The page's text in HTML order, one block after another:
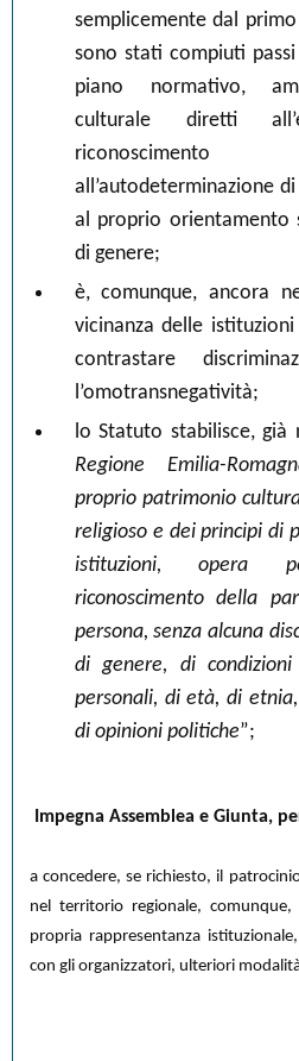
semplicemente dal
sono stati compiuti
piano normativo,
culturale diretti
all’autodeterminazione
al proprio orientamento
di genere;
è, comunque, ancora
vicinanza delle
contrastare
l’omotransnegatività;
lo Statuto stabilisce, già
Regione Emilia-
proprio patrimonio
religioso e dei principi di
istituzioni, opera
riconoscimento della
persona, senza alcuna
di genere, di
personali, di età, di
di opinioni politiche”;
Impegna Assemblea e Giunta,
a concedere, se richiesto, il
nel territorio regionale,
propria rappresentanza
con gli organizzatori, ulteriori